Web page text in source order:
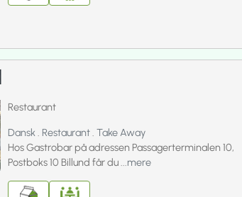
Restaurant
Dansk. Restaurant. Take Away
Hos Gastrobar på adressen Passagerterminalen 10,
Postboks 10 Billund får du ...mere